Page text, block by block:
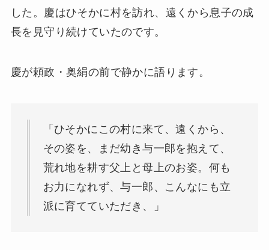
した。慶はひそかに村を訪れ、遠くから息子の成
長を見守り続けていたのです。
慶が頼政・奥絹の前で静かに語ります。
「ひそかにこの村に来て、遠くから、
その姿を、まだ幼き与一郎を抱えて、
荒れ地を耕す父上と母上のお姿。何も
お力になれず、与一郎、こんなにも立
派に育てていただき、」